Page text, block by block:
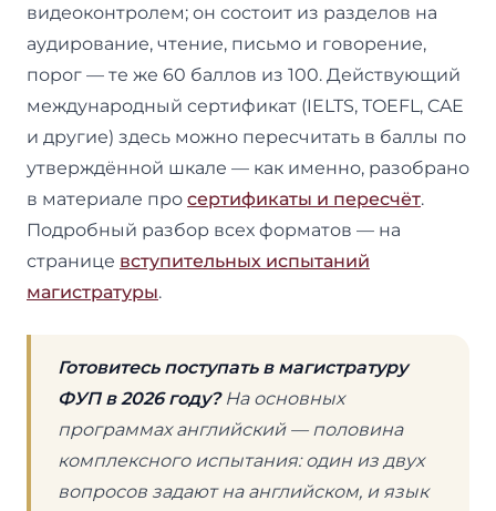
видеоконтролем; он состоит из разделов на
аудирование, чтение, письмо и говорение,
порог — те же 60 баллов из 100. Действующий
международный сертификат (IELTS, TOEFL, CAE
и другие) здесь можно пересчитать в баллы по
утверждённой шкале — как именно, разобрано
в материале про сертификаты и пересчёт.
Подробный разбор всех форматов — на
странице вступительных испытаний
магистратуры.
Готовитесь поступать в магистратуру
ФУП в 2026 году?На основных
программах английский — половина
комплексного испытания: один из двух
вопросов задают на английском, и язык